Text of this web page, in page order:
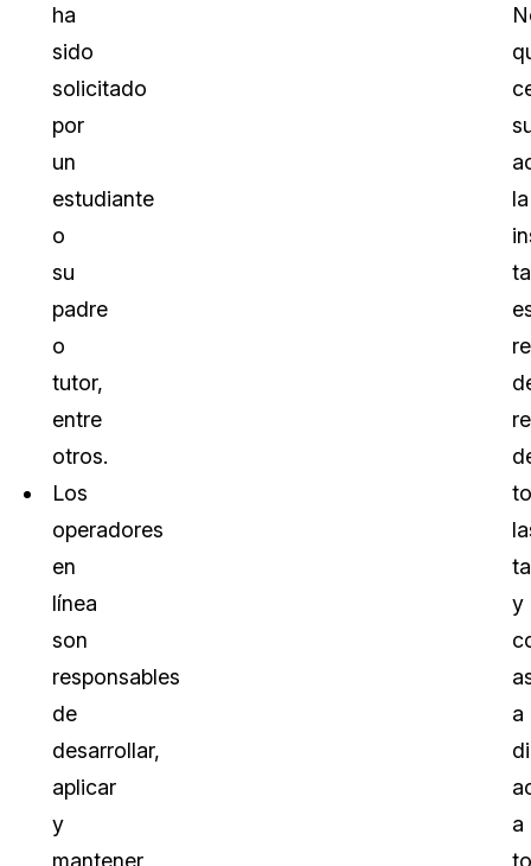
ha
sido
solicitado
por
un
estudiante
o
su
padre
o
tutor,
entre
otros.
Los
operadores
en
línea
son
responsables
de
desarrollar,
aplicar
y
mantener
la
y
a
a